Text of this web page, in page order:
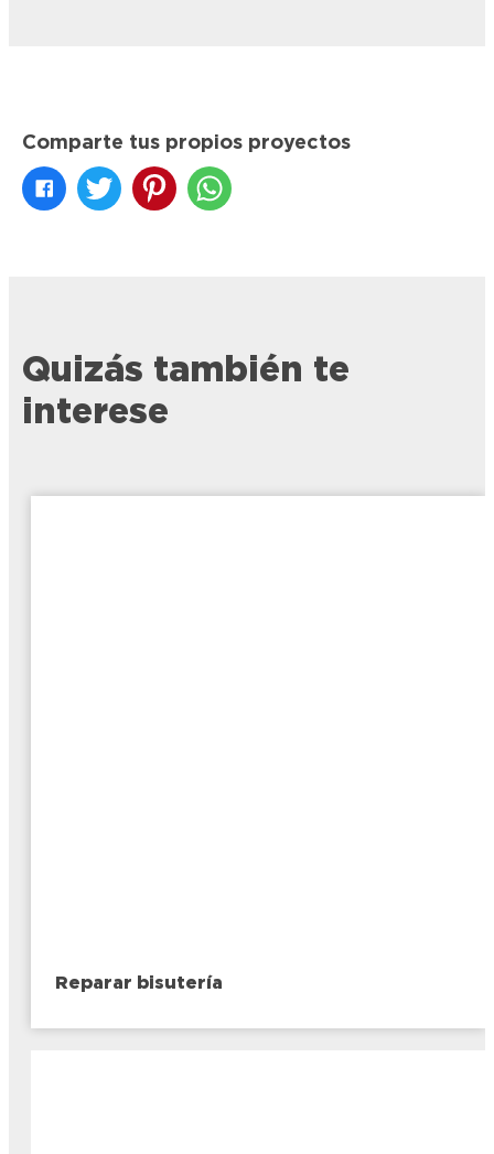
Comparte tus propios proyectos
Quizás también te
interese
Reparar bisutería